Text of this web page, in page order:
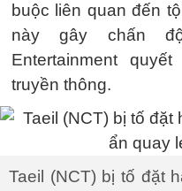
buộc liên quan đến
này gây chấn
Entertainment
truyền thông.
Taeil (NCT) bị tố đặt